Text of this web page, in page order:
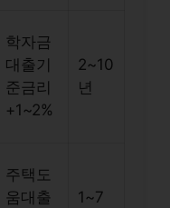
학자금
대출기
준금리
+1~2%
2~10
년
주택도
움대출
1~7